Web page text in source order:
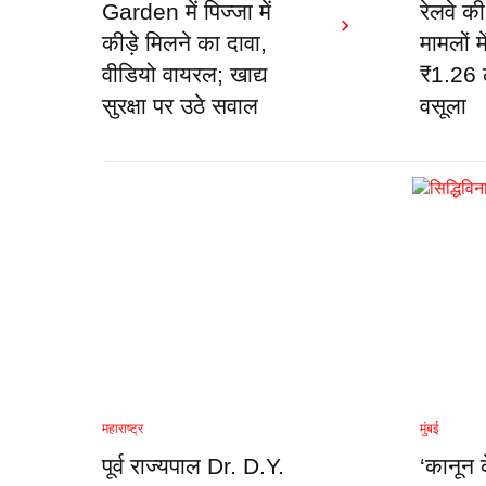
Garden में पिज्जा में
कीड़े मिलने का दावा,
वीडियो वायरल; खाद्य
सुरक्षा पर उठे सवाल
रेलवे
मामलों
₹1.26
वसूला
महाराष्ट्र
पूर्व राज्यपाल Dr. D.Y.
मुंबई
‘कानून